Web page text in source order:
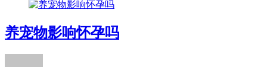
养宠物影响怀孕吗